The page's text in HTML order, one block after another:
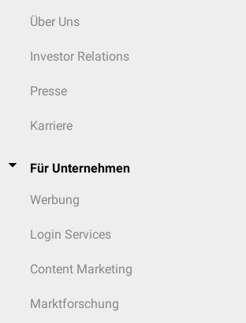
Über Uns
Investor Relations
Presse
Karriere
Für Unternehmen
Werbung
Login Services
Content Marketing
Marktforschung